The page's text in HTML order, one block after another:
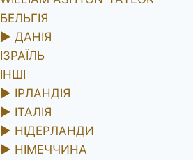
БЕЛЬГІЯ
► ДАНІЯ
ІЗРАЇЛЬ
ІНШІ
► ІРЛАНДІЯ
► ІТАЛІЯ
► НІДЕРЛАНДИ
► НІМЕЧЧИНА